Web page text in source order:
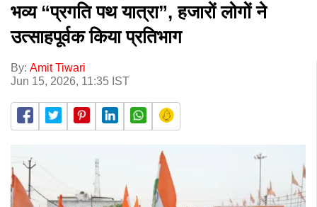
भव्य “प्रगति पथ यात्रा”, हजारों लोगों ने
उत्साहपूर्वक किया प्रतिभाग
By: Amit Tiwari
Jun 15, 2026, 11:35 IST